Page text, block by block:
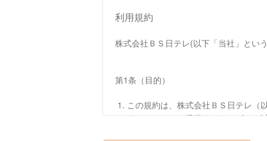
利用規約
株式会社ＢＳ日テレ(以下「当社」とい
第1条（目的）
この規約は、株式会社ＢＳ日テレ（
す。）において提供するサービス（